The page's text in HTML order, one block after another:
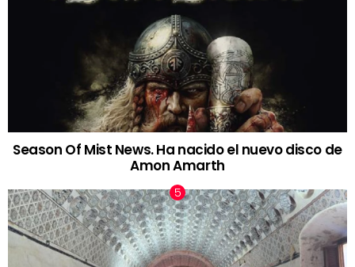
Season Of Mist News. Ha nacido el nuevo disco de
Amon Amarth